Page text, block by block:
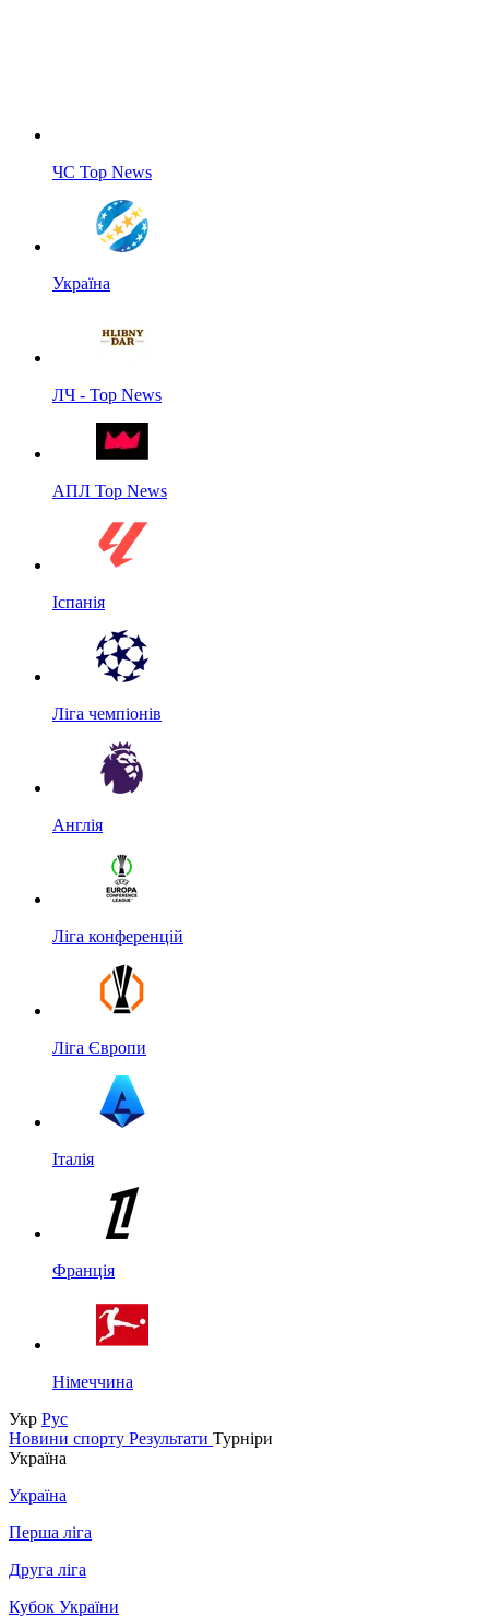
ЧС Top News
Україна
ЛЧ - Top News
АПЛ Top News
Іспанія
Ліга чемпіонів
Англія
Ліга конференцій
Ліга Європи
Італія
Франція
Німеччина
Укр Рус
Новини спорту Результати Турніри
Україна
Україна
Перша ліга
Друга ліга
Кубок України